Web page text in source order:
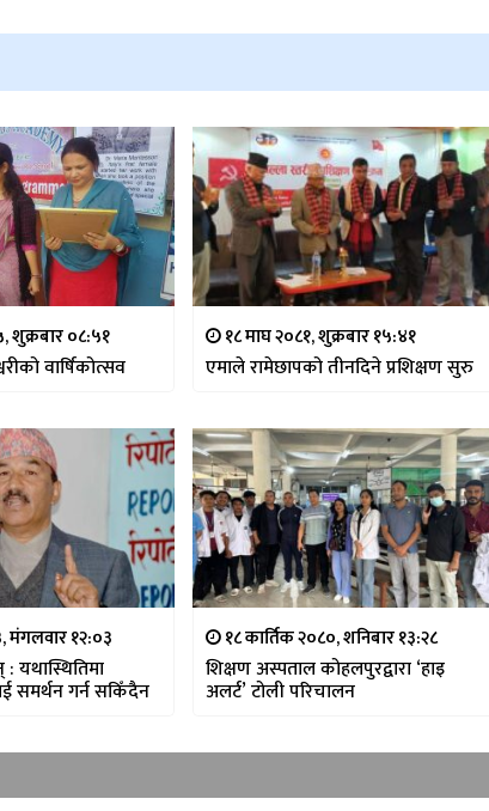
०८:५१
वार्षिकोत्सव
१८ माघ २०८१, शुक्रबार १५:४१
एमाले रामेछापको तीनदिने प्रशिक्षण सुरु
मंगलवार १२:०३
यथास्थितिमा
समर्थन गर्न सकिँदैन
१८ कार्तिक २०८०, शनिबार १३:२८
शिक्षण अस्पताल कोहलपुरद्वारा ‘हाइ
अलर्ट’ टोली परिचालन